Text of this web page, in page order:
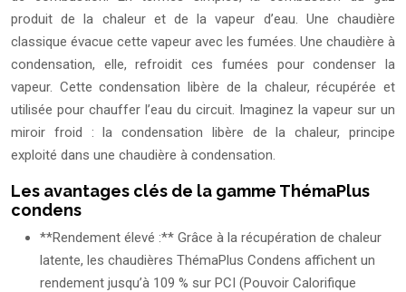
produit de la chaleur et de la vapeur d’eau. Une chaudière
classique évacue cette vapeur avec les fumées. Une chaudière à
condensation, elle, refroidit ces fumées pour condenser la
vapeur. Cette condensation libère de la chaleur, récupérée et
utilisée pour chauffer l’eau du circuit. Imaginez la vapeur sur un
miroir froid : la condensation libère de la chaleur, principe
exploité dans une chaudière à condensation.
Les avantages clés de la gamme ThémaPlus
condens
**Rendement élevé :** Grâce à la récupération de chaleur
latente, les chaudières ThémaPlus Condens affichent un
rendement jusqu’à 109 % sur PCI (Pouvoir Calorifique